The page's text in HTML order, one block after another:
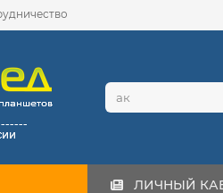
ЛИЧНЫЙ